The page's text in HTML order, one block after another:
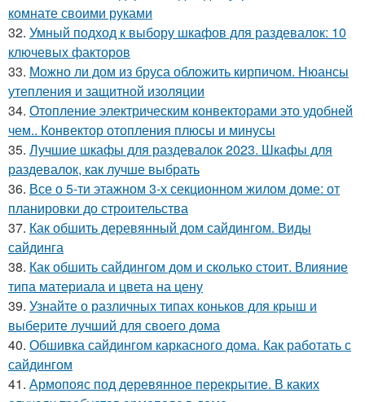
комнате своими руками
32. Умный подход к выбору шкафов для раздевалок: 10
ключевых факторов
33. Можно ли дом из бруса обложить кирпичом. Нюансы
утепления и защитной изоляции
34. Отопление электрическим конвекторами это удобней
чем.. Конвектор отопления плюсы и минусы
35. Лучшие шкафы для раздевалок 2023. Шкафы для
раздевалок, как лучше выбрать
36. Все о 5-ти этажном 3-х секционном жилом доме: от
планировки до строительства
37. Как обшить деревянный дом сайдингом. Виды
сайдинга
38. Как обшить сайдингом дом и сколько стоит. Влияние
типа материала и цвета на цену
39. Узнайте о различных типах коньков для крыш и
выберите лучший для своего дома
40. Обшивка сайдингом каркасного дома. Как работать с
сайдингом
41. Армопояс под деревянное перекрытие. В каких